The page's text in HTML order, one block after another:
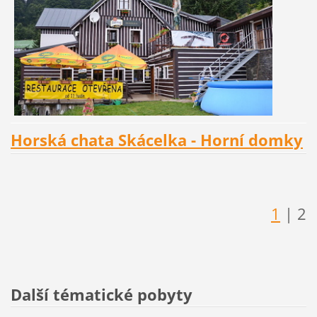
Horská chata Skácelka - Horní domky
1 | 2
Další tématické pobyty